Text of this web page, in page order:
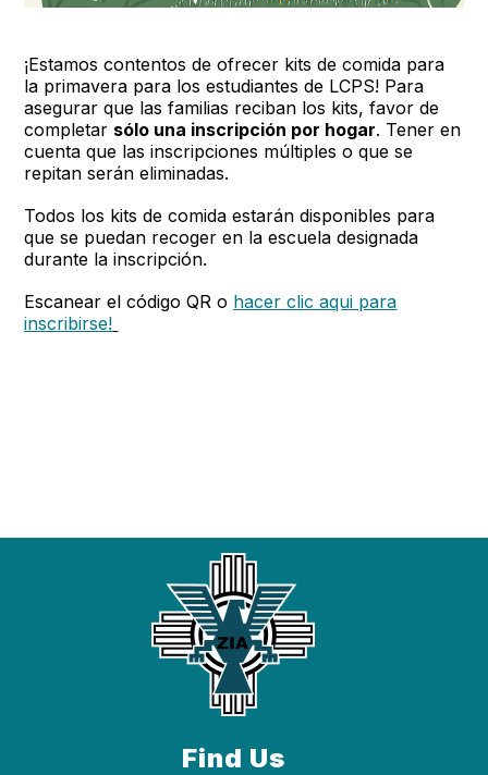
¡Estamos contentos de ofrecer kits de comida para
la primavera para los estudiantes de LCPS! Para
asegurar que las familias reciban los kits, favor de
completar sólo una inscripción por hogar. Tener en
cuenta que las inscripciones múltiples o que se
repitan serán eliminadas.
Todos los kits de comida estarán disponibles para
que se puedan recoger en la escuela designada
durante la inscripción.
Escanear el código QR o hacer clic aqui para
inscribirse!
Find Us